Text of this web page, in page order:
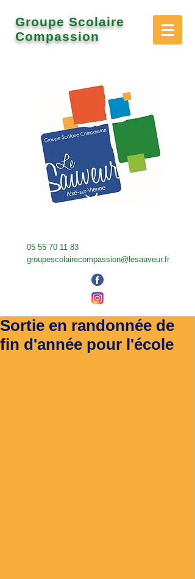
Groupe Scolaire
Compassion
05 55 70 11 83
groupescolairecompassion@lesauveur.fr
Sortie en randonnée de
fin d'année pour l'école